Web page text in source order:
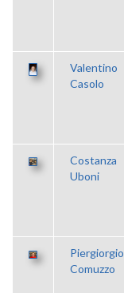
Valentino
Casolo
Costanza
Uboni
Piergiorgio
Comuzzo